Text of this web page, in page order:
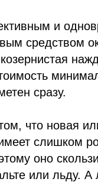
и
средством
сразу.
что новая
слишком
оно
или льду. А